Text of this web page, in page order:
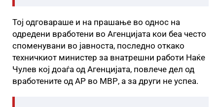
Тој одговараше и на прашање во однос на
одредени вработени во Агенцијата кои беа често
споменувани во јавноста, последно откако
техничкиот министер за внатрешни работи Наќе
Чулев кој доаѓа од Агенцијата, повлече дел од
вработените од АР во МВР, а за други не успеа.